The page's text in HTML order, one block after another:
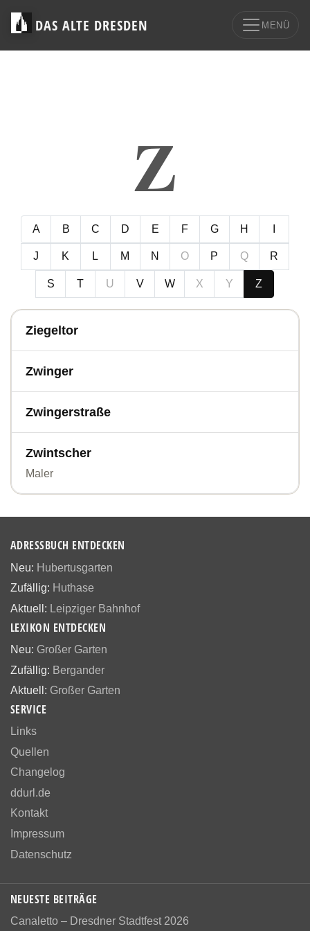
DAS ALTE DRESDEN MENÜ
Z
A B C D E F G H
J K L M N O P Q R
S T U V W X Y Z
Ziegeltor
Zwinger
Zwingerstraße
Zwintscher
Maler
ADRESSBUCH ENTDECKEN
Neu: Hubertusgarten
Zufällig: Huthase
Aktuell: Leipziger Bahnhof
LEXIKON ENTDECKEN
Neu: Großer Garten
Zufällig: Bergander
Aktuell: Großer Garten
SERVICE
Links
Quellen
Changelog
ddurl.de
Kontakt
Impressum
Datenschutz
NEUESTE BEITRÄGE
Canaletto – Dresdner Stadtfest 2026